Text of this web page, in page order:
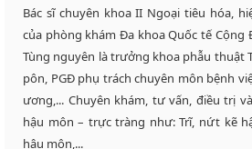
Bác sĩ chuyên khoa II Ngoại tiêu hóa,
của phòng khám Đa khoa Quốc tế Cộng
Tùng nguyên là trưởng khoa phẫu thuật
pôn, PGĐ phụ trách chuyên môn bệnh
ương,... Chuyên khám, tư vấn, điều trị
hậu môn – trực tràng như: Trĩ, nứt kẽ
hậu môn,...